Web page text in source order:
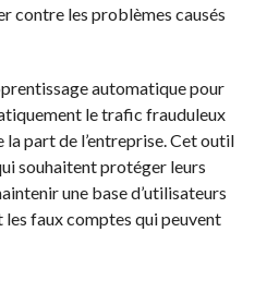
contre les problèmes causés
automatique pour
le trafic frauduleux
part de l’entreprise. Cet outil
souhaitent protéger leurs
une base d’utilisateurs
faux comptes qui peuvent